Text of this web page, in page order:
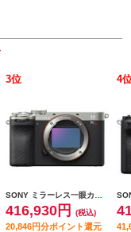
3位
416,930円 (税込)
20,846円分ポイント還元
4